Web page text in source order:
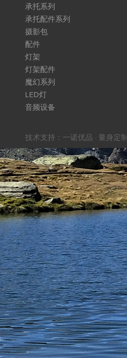
承托系列
承托配件系列
摄影包
配件
灯架
灯架配件
魔幻系列
LED灯
音频设备
技术支持： 一诺优品 · 量身定制